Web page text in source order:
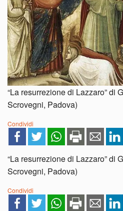
“La resurrezione di Lazzaro” di
Scrovegni, Padova)
Condividi
“La resurrezione di Lazzaro” di
Scrovegni, Padova)
Condividi